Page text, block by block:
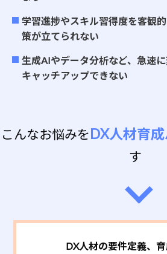
学習進捗やスキル習得度を客観
策が立てられない
生成AIやデータ分析など、急速
キャッチアップできない
こんなお悩みをDX人材育
す
DX人材の要件定義、育